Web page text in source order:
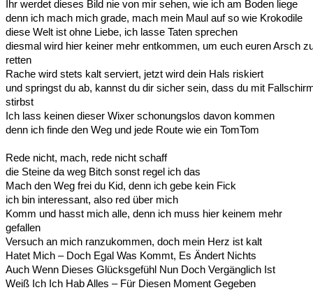
Ihr werdet dieses Bild nie von mir sehen, wie ich am Boden liege
denn ich mach mich grade, mach mein Maul auf so wie Krokodile
diese Welt ist ohne Liebe, ich lasse Taten sprechen
diesmal wird hier keiner mehr entkommen, um euch euren Arsch
retten
Rache wird stets kalt serviert, jetzt wird dein Hals riskiert
und springst du ab, kannst du dir sicher sein, dass du mit
stirbst
Ich lass keinen dieser Wixer schonungslos davon kommen
denn ich finde den Weg und jede Route wie ein TomTom
Rede nicht, mach, rede nicht schaff
die Steine da weg Bitch sonst regel ich das
Mach den Weg frei du Kid, denn ich gebe kein Fick
ich bin interessant, also red über mich
Komm und hasst mich alle, denn ich muss hier keinem mehr
gefallen
Versuch an mich ranzukommen, doch mein Herz ist kalt
Hatet Mich – Doch Egal Was Kommt, Es Ändert Nichts
Auch Wenn Dieses Glücksgefühl Nun Doch Vergänglich Ist
Weiß Ich Ich Hab Alles – Für Diesen Moment Gegeben